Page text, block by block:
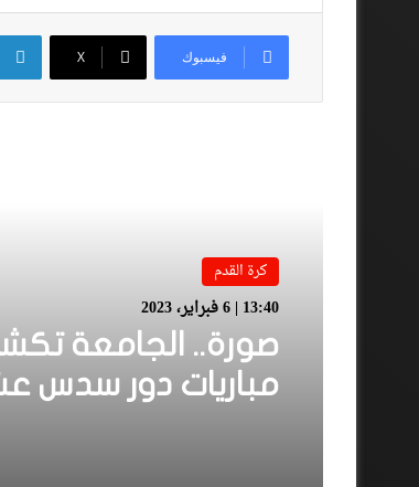
فيسبوك ‫X
كرة القدم
13:40 | 6 فبراير، 2023
صورة.. الجامعة
مباريات دور سدس